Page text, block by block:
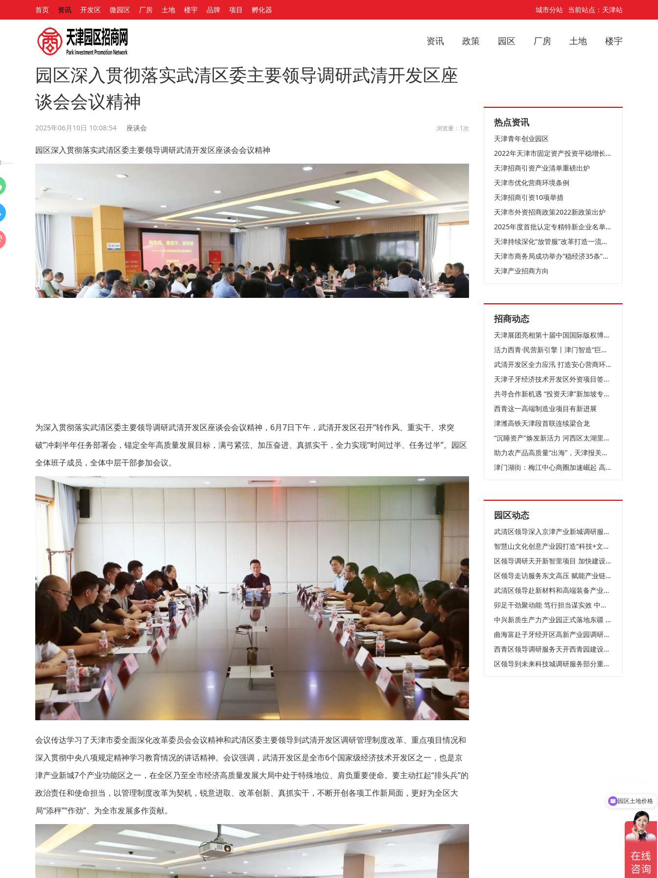
首页 资讯 开发区 微园区 厂房 土地 楼宇 品牌 项目 孵化器 城市分站 当前站点：天津站
资讯 政策 园区 厂房 土地 楼宇
园区深入贯彻落实武清区委主要领导调研武清开发区座
谈会会议精神
2025年06月10日 10:08:54 座谈会 浏览量：1次
园区深入贯彻落实武清区委主要领导调研武清开发区座谈会会议精神
为深入贯彻落实武清区委主要领导调研武清开发区座谈会会议精神，6月7日下午，武清开发区召开“转作风、重实干、求突
破”冲刺半年任务部署会，锚定全年高质量发展目标，满弓紧弦、加压奋进、真抓实干，全力实现“时间过半、任务过半”。园区
全体班子成员，全体中层干部参加会议。
会议传达学习了天津市委全面深化改革委员会会议精神和武清区委主要领导到武清开发区调研管理制度改革、重点项目情况和
深入贯彻中央八项规定精神学习教育情况的讲话精神。会议强调，武清开发区是全市6个国家级经济技术开发区之一，也是京
津产业新城7个产业功能区之一，在全区乃至全市经济高质量发展大局中处于特殊地位、肩负重要使命。要主动扛起“排头兵”的
政治责任和使命担当，以管理制度改革为契机，锐意进取、改革创新、真抓实干，不断开创各项工作新局面，更好为全区大
局“添秤”“作劲”、为全市发展多作贡献。
热点资讯
天津青年创业园区
2022年天津市固定资产投资平稳增长企稳向好
天津招商引资产业清单重磅出炉
天津市优化营商环境条例
天津招商引资10项举措
天津市外资招商政策2022新政策出炉
2025年度首批认定专精特新企业名单公布 627家企业上榜
天津持续深化“放管服”改革打造一流营商环境
天津市商务局成功举办“稳经济35条”政策宣讲会
天津产业招商方向
招商动态
天津展团亮相第十届中国国际版权博览会
活力西青·民营新引擎丨津门智造“巨无霸”如何领跑全球？
武清开发区全力应汛 打造安心营商环境！
天津子牙经济技术开发区外资项目签约仪式举行
共寻合作新机遇 “投资天津”新加坡专场推介会成功举办
西青这一高端制造业项目有新进展
津潍高铁天津段首联连续梁合龙
“沉睡资产”焕发新活力 河西区太湖里商业街落成
助力农产品高质量“出海”，天津报关协会农食专委会在泰达成立
津门湖街：梅江中心商圈加速崛起 高端服务业聚集效应凸显
园区动态
武清区领导深入京津产业新城调研服务企业
智慧山文化创意产业园打造“科技+文化+生活”活力样本
区领导调研天开新智里项目 加快建设 优化生态 聚力打造科创承接平台
区领导走访服务东文高压 赋能产业链 共创新发展
武清区领导赴新材料和高端装备产业园调研
卯足干劲聚动能 笃行担当谋实效 中新天津生态城按下高质量发展“加速键”
中兴新质生产力产业园正式落地东疆 为区域产业升级注入强劲动能
曲海富赴子牙经开区高新产业园调研走访企业 精准服务问需施策
西青区领导调研服务天开西青园建设工作
区领导到未来科技城调研服务部分重点企业
园区土地价格